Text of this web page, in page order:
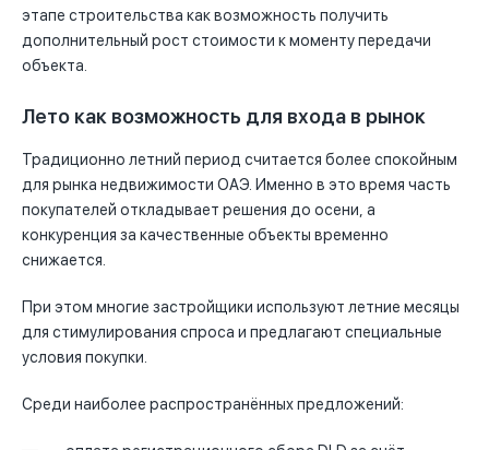
этапе строительства как возможность получить
дополнительный рост стоимости к моменту передачи
объекта.
Лето как возможность для входа в рынок
Традиционно летний период считается более спокойным
для рынка недвижимости ОАЭ. Именно в это время часть
покупателей откладывает решения до осени, а
конкуренция за качественные объекты временно
снижается.
При этом многие застройщики используют летние месяцы
для стимулирования спроса и предлагают специальные
условия покупки.
Среди наиболее распространённых предложений: